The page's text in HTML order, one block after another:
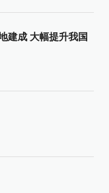
建成 大幅提升我国